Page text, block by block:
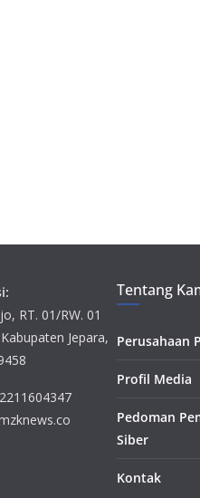
RT. 01/RW. 01
Jepara,
Tentang
Perusahaan
Profil Media
Pedoman
Siber
Kontak